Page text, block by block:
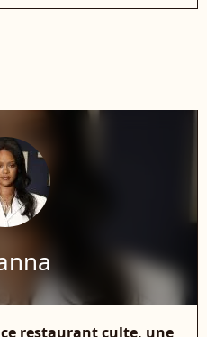
restaurant culte, une